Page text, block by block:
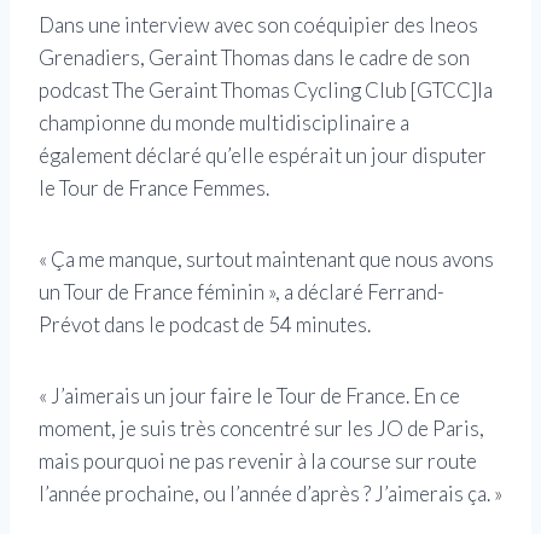
Dans une interview avec son coéquipier des Ineos
Grenadiers, Geraint Thomas dans le cadre de son
podcast The Geraint Thomas Cycling Club [GTCC]la
championne du monde multidisciplinaire a
également déclaré qu’elle espérait un jour disputer
le Tour de France Femmes.
« Ça me manque, surtout maintenant que nous avons
un Tour de France féminin », a déclaré Ferrand-
Prévot dans le podcast de 54 minutes.
« J’aimerais un jour faire le Tour de France. En ce
moment, je suis très concentré sur les JO de Paris,
mais pourquoi ne pas revenir à la course sur route
l’année prochaine, ou l’année d’après ? J’aimerais ça. »